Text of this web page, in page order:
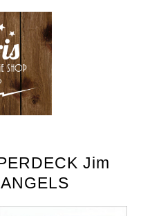
Jim